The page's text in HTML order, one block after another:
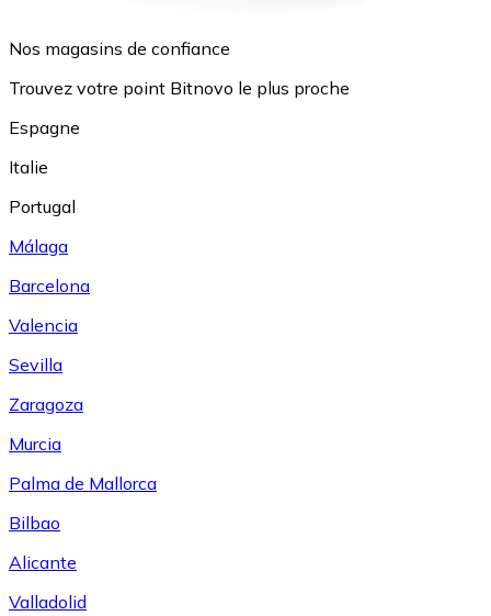
Nos magasins de confiance
Trouvez votre point Bitnovo le plus proche
Espagne
Italie
Portugal
Málaga
Barcelona
Valencia
Sevilla
Zaragoza
Murcia
Palma de Mallorca
Bilbao
Alicante
Valladolid